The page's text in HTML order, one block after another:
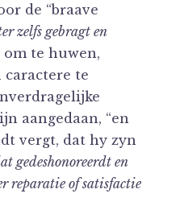
de “braave
zelfs gebragt en
om te huwen,
caractere te
aangedaan, “en
vergt, dat hy zyn
gedeshonoreerdt en
reparatie of satisfactie